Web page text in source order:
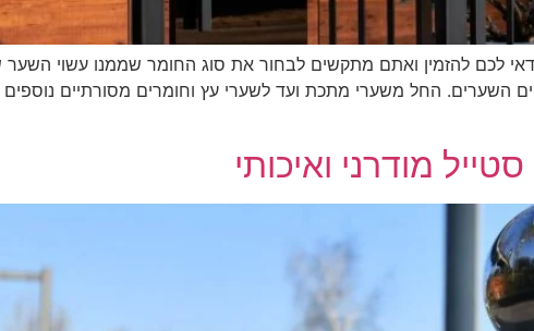
לכם להזמין ואתם מתקשים לבחור את סוג החומר שממנו עשוי השער
השערים. החל משערי מתכת ועד לשערי עץ וחומרים מסורתיים נוספים –
מודרני ואיכותי